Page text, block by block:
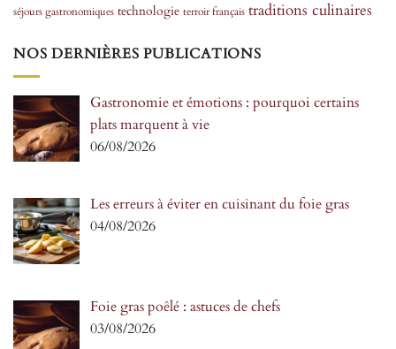
séjours gastronomiques technologie terroir français traditions culinaires
NOS DERNIÈRES PUBLICATIONS
Gastronomie et émotions : pourquoi certains
plats marquent à vie
06/08/2026
Les erreurs à éviter en cuisinant du foie gras
04/08/2026
Foie gras poêlé : astuces de chefs
03/08/2026